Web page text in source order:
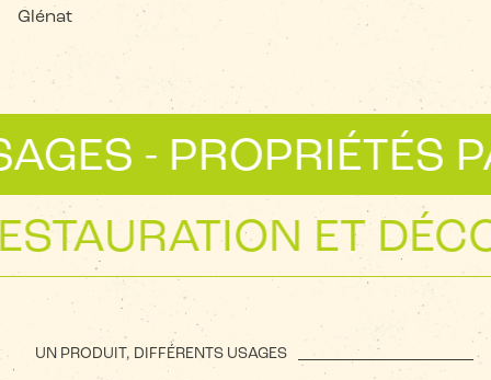
Glénat
- PROPRIÉTÉS
ET
UN PRODUIT, DIFFÉRENTS USAGES